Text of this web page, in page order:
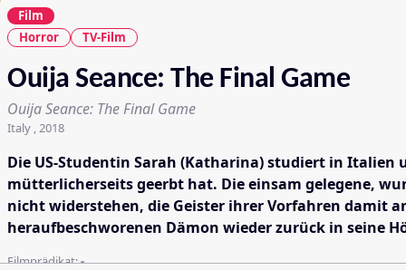
Film
Horror
TV-Film
Ouija Seance: The Final Game
Ouija Seance: The Final Game
Italy , 2018
Die US-Studentin Sarah (Katharina) studiert in Italien
mütterlicherseits geerbt hat. Die einsam gelegene,
nicht widerstehen, die Geister ihrer Vorfahren damit
heraufbeschworenen Dämon wieder zurück in seine
Filmprädikat:-